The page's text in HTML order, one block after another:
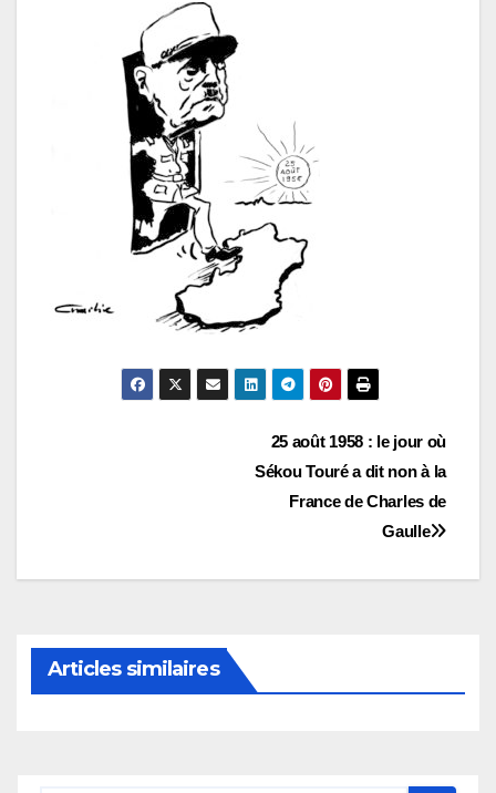
25 août 1958 : le jour où
Sékou Touré a dit non à la
France de Charles de
Gaulle
Articles similaires